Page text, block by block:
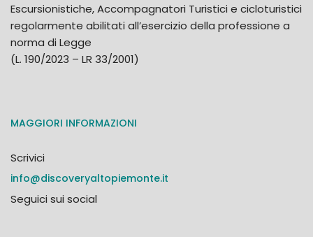
Escursionistiche, Accompagnatori Turistici e cicloturistici
regolarmente abilitati all’esercizio della professione a
norma di Legge
(L. 190/2023 – LR 33/2001)
MAGGIORI INFORMAZIONI
Scrivici
info@discoveryaltopiemonte.it
Seguici sui social